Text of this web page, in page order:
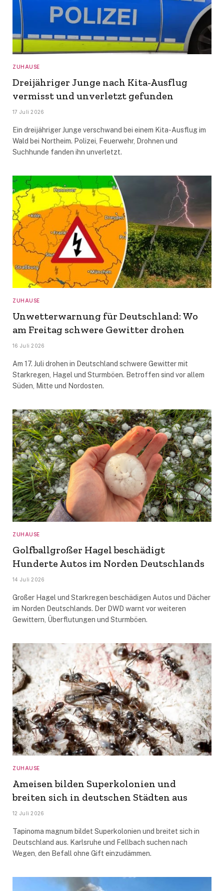
ZUHAUSE
Dreijähriger Junge nach Kita-Ausflug
vermisst und unverletzt gefunden
17 Juli 2026
Ein dreijähriger Junge verschwand bei einem Kita-Ausflug im
Wald bei Northeim. Polizei, Feuerwehr, Drohnen und
Suchhunde fanden ihn unverletzt.
ZUHAUSE
Unwetterwarnung für Deutschland: Wo
am Freitag schwere Gewitter drohen
16 Juli 2026
Am 17. Juli drohen in Deutschland schwere Gewitter mit
Starkregen, Hagel und Sturmböen. Betroffen sind vor allem
Süden, Mitte und Nordosten.
ZUHAUSE
Golfballgroßer Hagel beschädigt
Hunderte Autos im Norden Deutschlands
14 Juli 2026
Großer Hagel und Starkregen beschädigen Autos und Dächer
im Norden Deutschlands. Der DWD warnt vor weiteren
Gewittern, Überflutungen und Sturmböen.
ZUHAUSE
Ameisen bilden Superkolonien und
breiten sich in deutschen Städten aus
12 Juli 2026
Tapinoma magnum bildet Superkolonien und breitet sich in
Deutschland aus. Karlsruhe und Fellbach suchen nach
Wegen, den Befall ohne Gift einzudämmen.